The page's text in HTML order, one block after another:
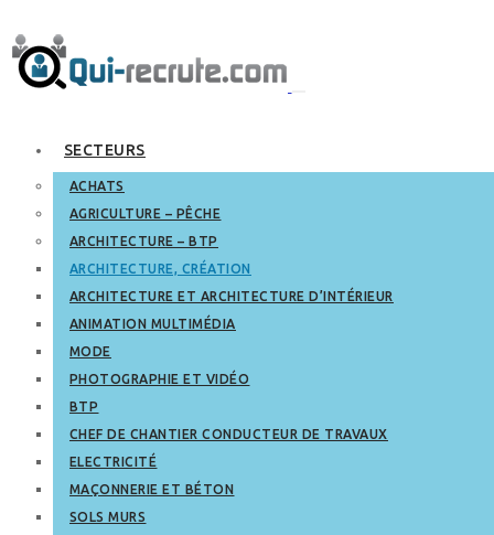
SECTEURS
ACHATS
AGRICULTURE – PÊCHE
ARCHITECTURE – BTP
ARCHITECTURE, CRÉATION
ARCHITECTURE ET ARCHITECTURE D’INTÉRIEUR
ANIMATION MULTIMÉDIA
MODE
PHOTOGRAPHIE ET VIDÉO
BTP
CHEF DE CHANTIER CONDUCTEUR DE TRAVAUX
ELECTRICITÉ
MAÇONNERIE ET BÉTON
SOLS MURS